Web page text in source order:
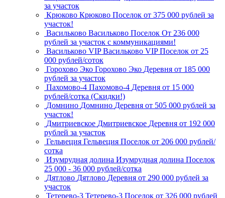
за участок
Крюково Крюково Поселок от 375 000 рублей за
участок!
Васильково Васильково Поселок От 236 000
рублей за участок с коммуникациями!
Васильково VIP Васильково VIP Поселок от 25
000 рублей/соток
Горохово Эко Горохово Эко Деревня от 185 000
рублей за участок
Пахомово-4 Пахомово-4 Деревня от 15 000
рублей/сотка (Скидки!)
Домнино Домнино Деревня от 505 000 рублей за
участок!
Дмитриевское Дмитриевское Деревня от 192 000
рублей за участок
Гельвеция Гельвеция Поселок от 206 000 рублей/
сотка
Изумрудная долина Изумрудная долина Поселок
25 000 - 36 000 рублей/сотка
Дятлово Дятлово Деревня от 290 000 рублей за
участок
Тетерево-3 Тетерево-3 Поселок от 326 000 рублей